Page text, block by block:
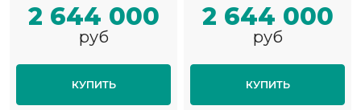
2 644 000
руб
КУПИТЬ
2 644 000
руб
КУПИТЬ